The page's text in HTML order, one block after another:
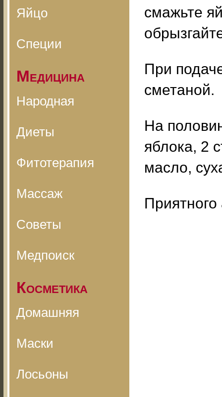
Яйцо
Специи
Медицина
Народная
Диеты
Фитотерапия
Массаж
Советы
Медпоиск
Косметика
Домашняя
Маски
Лосьоны
смажьте
При
сметаной.
На
яблока, 2
масло,
Приятного